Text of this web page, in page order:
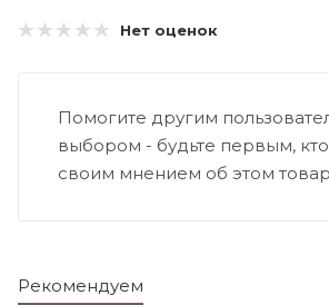
Нет оценок
Помогите другим
выбором - будьте первым,
своим мнением об этом
Рекомендуем